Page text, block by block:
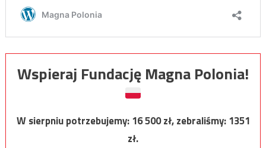
Wspieraj Fundację Magna Polonia!
W sierpniu potrzebujemy:16 500zł, zebraliśmy:1351
zł.